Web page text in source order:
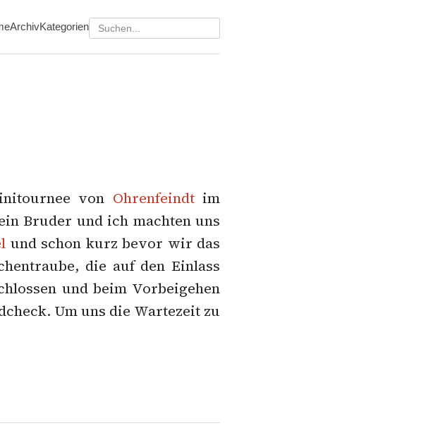
ArchivKategorien
von Ohrenfeindtim
Bruder und ich machten uns
und schon kurz bevor wir das
die auf den Einlass
und beim Vorbeigehen
Um uns die Wartezeit zu